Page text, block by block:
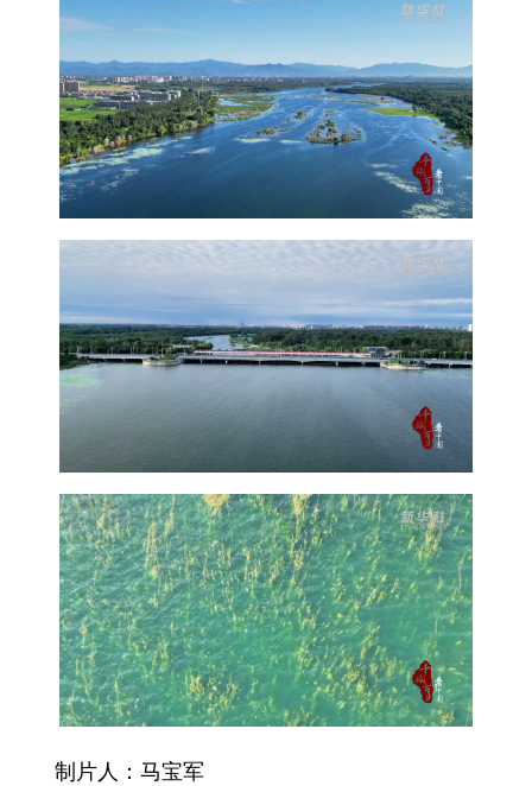
福建
山东 河南 湖北 湖南
广东 广西 海南 重庆
四川 贵州 云南 西藏
陕西 甘肃 青海 宁夏
多语种频道
Español Français عربى
Русский язык 日本語 한국어
Deutsch Português
制片人：马宝军